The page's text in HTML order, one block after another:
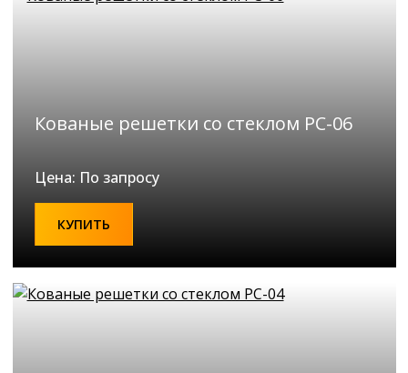
Кованые решетки со стеклом РС-06
Цена: По запросу
КУПИТЬ